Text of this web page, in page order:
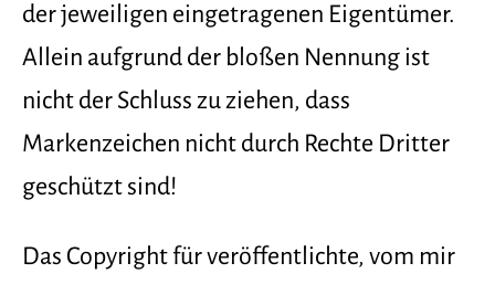
der jeweiligen eingetragenen Eigentümer.
Allein aufgrund der bloßen Nennung ist
nicht der Schluss zu ziehen, dass
Markenzeichen nicht durch Rechte Dritter
geschützt sind!
Das Copyright für veröffentlichte, vom mir